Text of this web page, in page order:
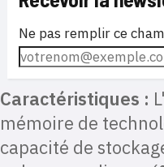
Ne pas remplir ce
Caractéristiques :
mémoire de
capacité de